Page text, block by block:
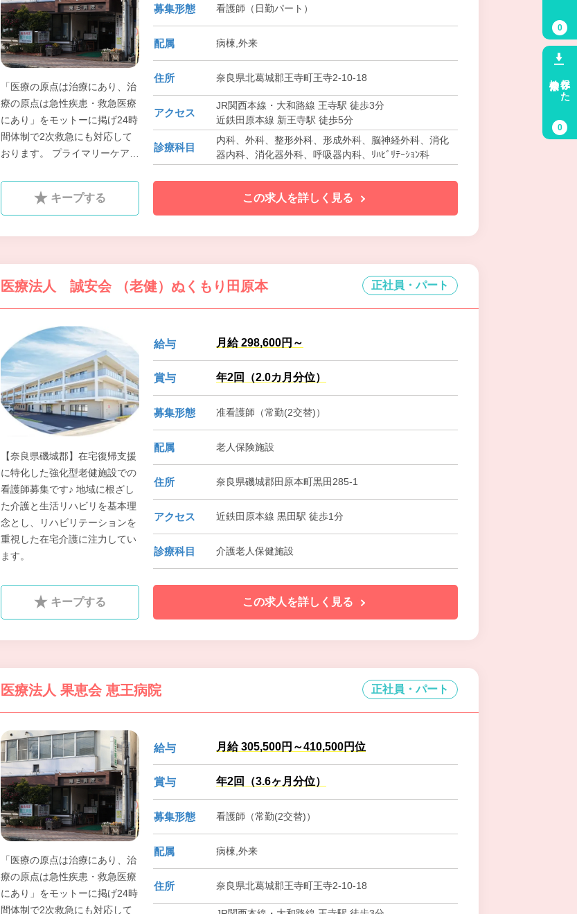
「医療の原点は治療にあり、治
療の原点は急性疾患・救急医療
にあり」をモットーに掲げ24時
間体制で2次救急にも対応して
おります。 プライマリーケアを
して活躍しています。本院は開
院当初から救急医療に力を注
我、交通事故等に対応していま
げています。 本院では、１次救
への移行が必要な患者さまに
は、迅速に救命救急への連携を
取っています。『いのち』を大
切に考え、少しでも患者さまが
早く改善できるよう２４時間体
制で医療に向き合っています。
新聞等で報道される『たらい回
し』が近隣住民の皆様に起こら
ないように本院は、全力で取り
組んでいます。
募集形態 看護師（日勤パート）
配属 病棟,外来
住所 奈良県北葛城郡王寺町王寺2-10-18
アクセス
JR関西本線・大和路線 王寺駅 徒歩3分
近鉄田原本線 新王寺駅 徒歩5分
診療科目
内科、外科、整形外科、形成外科、脳神経外科、消化
器内科、消化器外科、呼吸器内科、ﾘﾊﾋﾞﾘﾃｰｼｮﾝ科
キープする この求人を詳しく見る
医療法人 誠安会 （老健）ぬくもり田原本 正社員・パート
【奈良県磯城郡】在宅復帰支援
に特化した強化型老健施設での
看護師募集です♪ 地域に根ざし
た介護と生活リハビリを基本理
念とし、リハビリテーションを
重視した在宅介護に注力してい
ます。
給与 月給 298,600円～
賞与 年2回（2.0カ月分位）
募集形態 准看護師（常勤(2交替)）
配属 老人保険施設
住所 奈良県磯城郡田原本町黒田285-1
アクセス 近鉄田原本線 黒田駅 徒歩1分
診療科目 介護老人保健施設
キープする この求人を詳しく見る
医療法人 果恵会 恵王病院 正社員・パート
「医療の原点は治療にあり、治
療の原点は急性疾患・救急医療
にあり」をモットーに掲げ24時
間体制で2次救急にも対応して
給与 月給 305,500円～410,500円位
賞与 年2回（3.6ヶ月分位）
募集形態 看護師（常勤(2交替)）
配属 病棟,外来
住所 奈良県北葛城郡王寺町王寺2-10-18
0
保存した
0